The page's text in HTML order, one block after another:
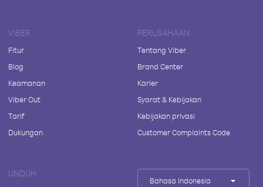
VIBER
Fitur
Blog
Keamanan
Viber Out
Tarif
Dukungan
PERUSAHAAN
Tentang Viber
Brand Center
Karier
Syarat & Kebijakan
Kebijakan privasi
Customer Complaints Code
UNDUH
Bahasa Indonesia